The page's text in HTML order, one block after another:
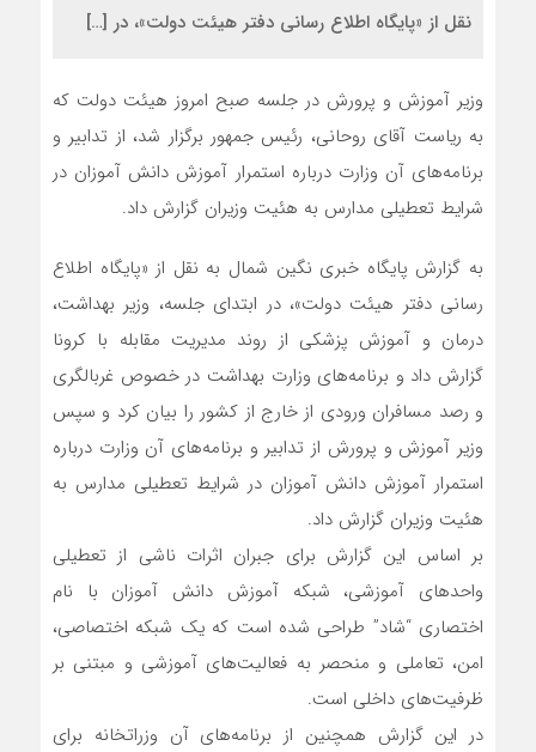
نقل از «پایگاه اطلاع رسانی دفتر هیئت دولت»، در […]
وزیر آموزش و پرورش در جلسه صبح امروز هیئت دولت که
به ریاست آقای روحانی، رئیس جمهور برگزار شد، از تدابیر و
برنامه‌های آن وزارت درباره استمرار آموزش دانش آموزان در
شرایط تعطیلی مدارس به هئیت وزیران گزارش داد.
به گزارش پایگاه خبری نگین شمال به نقل از «پایگاه اطلاع
رسانی دفتر هیئت دولت»، در ابتدای جلسه، وزیر بهداشت،
درمان و آموزش پزشکی از روند مدیریت مقابله با کرونا
گزارش داد و برنامه‌های وزارت بهداشت در خصوص غربالگری
و رصد مسافران ورودی از خارج از کشور را بیان کرد و سپس
وزیر آموزش و پرورش از تدابیر و برنامه‌های آن وزارت درباره
استمرار آموزش دانش آموزان در شرایط تعطیلی مدارس به
هئیت وزیران گزارش داد.
بر اساس این گزارش برای جبران اثرات ناشی از تعطیلی
واحد‌های آموزشی، شبکه آموزش دانش آموزان با نام
اختصاری “شاد” طراحی شده است که یک شبکه اختصاصی،
امن، تعاملی و منحصر به فعالیت‌های آموزشی و مبتنی بر
ظرفیت‌های داخلی است.
در این گزارش همچنین از برنامه‌های آن وزراتخانه برای